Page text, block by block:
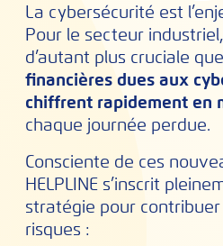
La cybersécurité est
Pour le secteur
d’autant plus cruciale
financières dues aux
chiffrent rapidement en
chaque journée perdue.
Consciente de ces
HELPLINE s’inscrit
stratégie pour
risques :